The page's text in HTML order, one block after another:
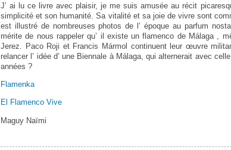
J’ ai lu ce livre avec plaisir, je me suis amusée au récit
simplicité et son humanité. Sa vitalité et sa joie de vivre sont
est illustré de nombreuses photos de l’ époque au parfum
mérite de nous rappeler qu’ il existe un flamenco de Málaga ,
Jerez. Paco Roji et Francis Mármol continuent leur œuvre
relancer l’ idée d’ une Biennale à Málaga, qui alternerait avec
années ?
Flamenka
El Flamenco Vive
Maguy Naïmi